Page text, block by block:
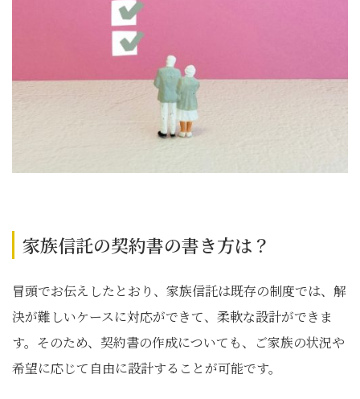
家族信託の契約書の書き方は？
冒頭でお伝えしたとおり、家族信託は既存の制度では、解
決が難しいケースに対応ができて、柔軟な設計ができま
す。そのため、契約書の作成についても、ご家族の状況や
希望に応じて自由に設計することが可能です。